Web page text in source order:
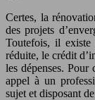
Certes, la
des projets
Toutefois, il existe
réduite, le crédit
les dépenses.
appel à un
sujet et disposant